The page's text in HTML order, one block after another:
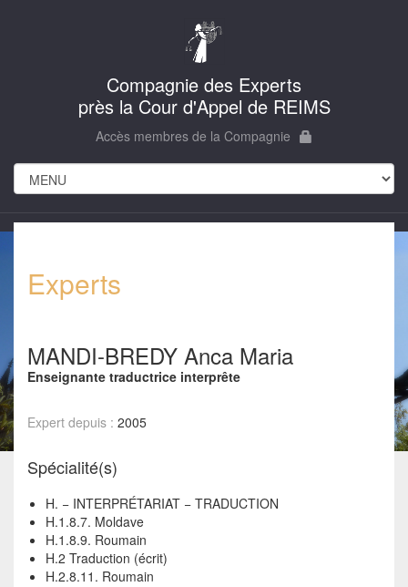
Compagnie des Experts
près la Cour d'Appel de REIMS
Accès membres de la Compagnie
Experts
MANDI-BREDY Anca Maria
Enseignante traductrice interprête
Expert depuis : 2005
Spécialité(s)
H. − INTERPRÉTARIAT − TRADUCTION
H.1.8.7. Moldave
H.1.8.9. Roumain
H.2 Traduction (écrit)
H.2.8.11. Roumain